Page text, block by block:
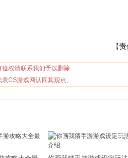
【
权请联系我们予以删除
CS游戏网认同其观点。